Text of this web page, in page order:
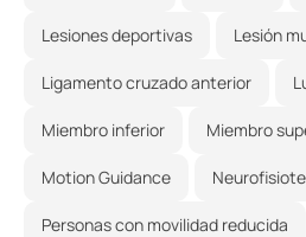
Lesiones deportivas Lesión
Ligamento cruzado anterior
Miembro inferior Miembro
Motion Guidance
Personas con movilidad reducida